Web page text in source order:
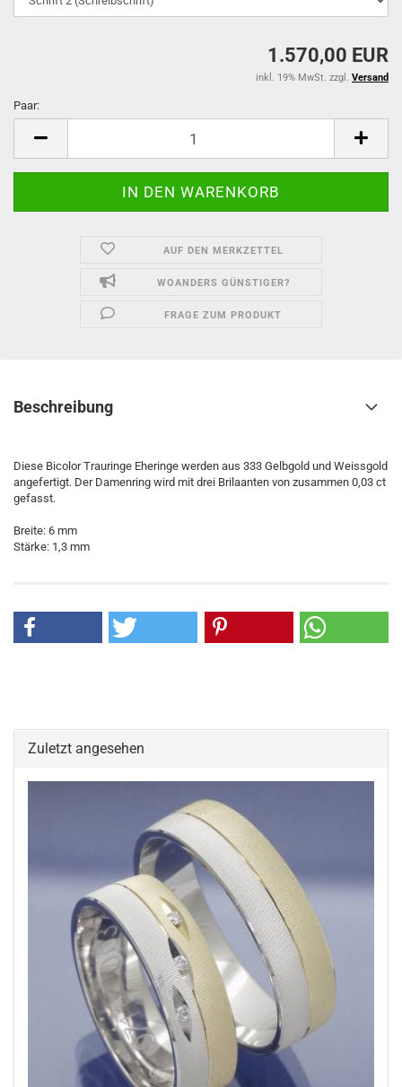
1.570,00 EUR
inkl. 19% MwSt. zzgl. Versand
Paar:
AUF DEN MERKZETTEL
WOANDERS GÜNSTIGER?
FRAGE ZUM PRODUKT
Beschreibung
Diese Bicolor Trauringe Eheringe werden aus 333 Gelbgold und Weissgold
angefertigt. Der Damenring wird mit drei Brilaanten von zusammen 0,03 ct
gefasst.
Breite: 6 mm
Stärke: 1,3 mm
Zuletzt angesehen